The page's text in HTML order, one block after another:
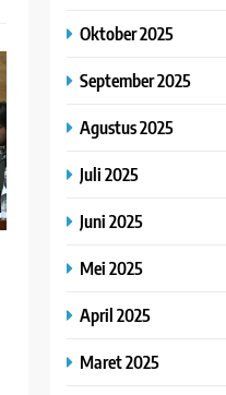
Oktober 2025
September 2025
Agustus 2025
Juli 2025
Juni 2025
Mei 2025
April 2025
Maret 2025